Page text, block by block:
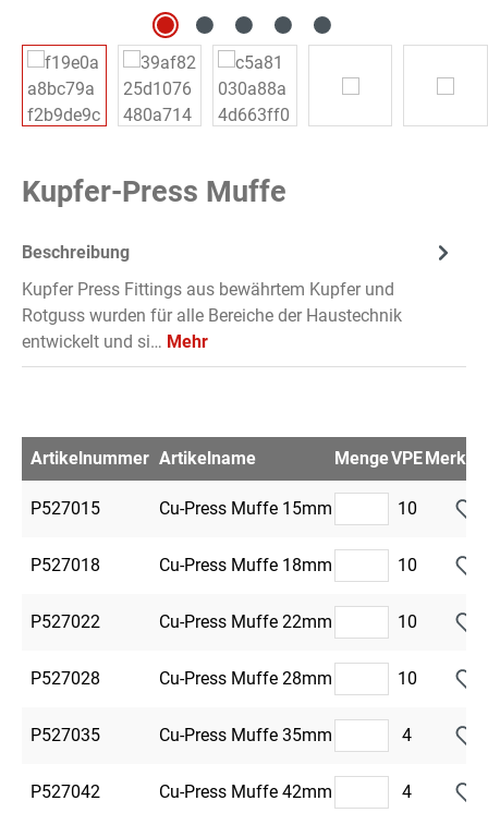
Kupfer-Press Muffe
Beschreibung
Kupfer Press Fittings aus bewährtem Kupfer und
Rotguss wurden für alle Bereiche der Haustechnik
entwickelt und si… Mehr
Artikelnummer Artikelname MengeVPE
P527015 Cu-Press Muffe 15mm 10
P527018 Cu-Press Muffe 18mm 10
P527022 Cu-Press Muffe 22mm 10
P527028 Cu-Press Muffe 28mm 10
P527035 Cu-Press Muffe 35mm 4
P527042 Cu-Press Muffe 42mm 4